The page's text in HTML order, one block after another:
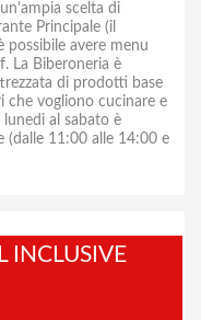
scelta di
Principale (il
avere menu
La Biberoneria è
di prodotti base
che vogliono cucinare e
al sabato è
(dalle 11:00 alle 14:00 e
INCLUSIVE